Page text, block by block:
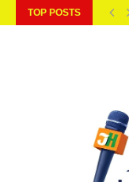
TOP POSTS